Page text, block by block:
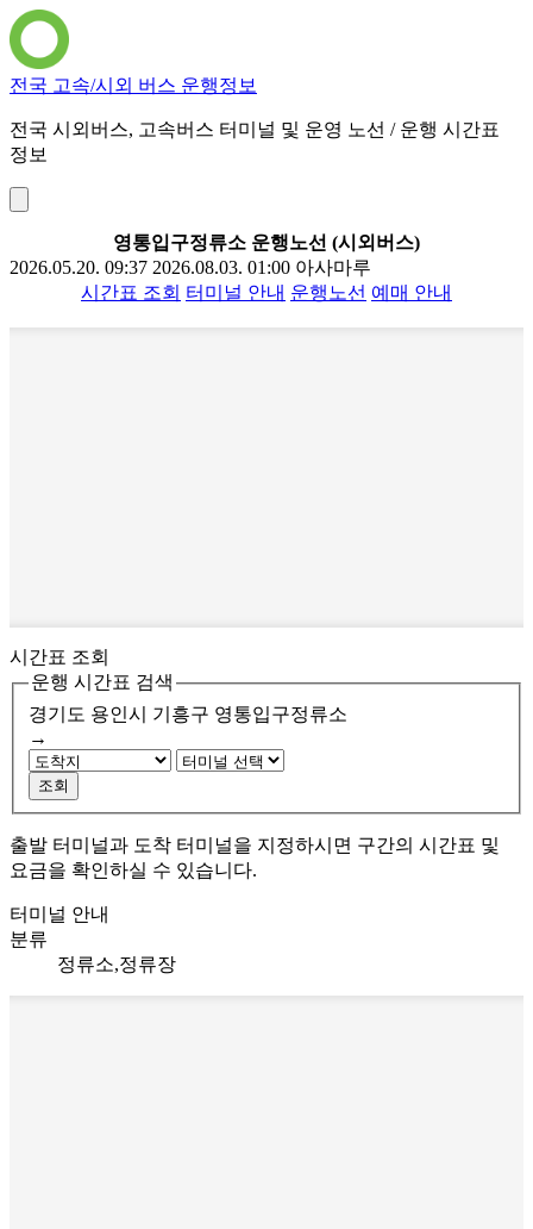
전국 고속/시외 버스 운행정보
전국 시외버스, 고속버스 터미널 및 운영 노선 / 운행 시간표
정보
영통입구정류소 운행노선 (시외버스)
2026.05.20. 09:37 2026.08.03. 01:00 아사마루
시간표 조회 터미널 안내 운행노선 예매 안내
시간표 조회
운행 시간표 검색
경기도 용인시 기흥구 영통입구정류소
→
조회
출발 터미널과 도착 터미널을 지정하시면 구간의 시간표 및
요금을 확인하실 수 있습니다.
터미널 안내
분류
정류소,정류장